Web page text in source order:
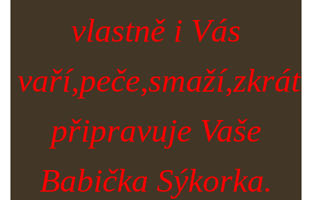
vlastně i Vás
připravuje Vaše
Babička Sýkorka.